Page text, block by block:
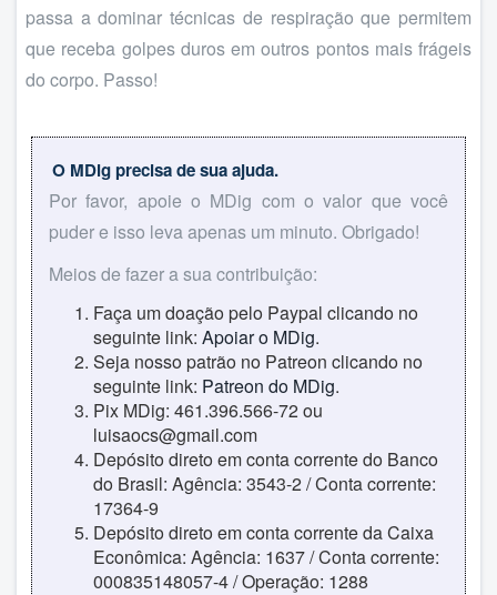
passa a dominar técnicas de respiração que permitem
que receba golpes duros em outros pontos mais frágeis
do corpo. Passo!
O MDig precisa de sua ajuda.
Por favor, apoie o MDig com o valor que você
puder e isso leva apenas um minuto. Obrigado!
Meios de fazer a sua contribuição:
Faça um doação pelo Paypal clicando no
seguinte link: Apoiar o MDig.
Seja nosso patrão no Patreon clicando no
seguinte link: Patreon do MDig.
Pix MDig: 461.396.566-72 ou
luisaocs@gmail.com
Depósito direto em conta corrente do Banco
do Brasil: Agência: 3543-2 / Conta corrente:
17364-9
Depósito direto em conta corrente da Caixa
Econômica: Agência: 1637 / Conta corrente:
000835148057-4 / Operação: 1288